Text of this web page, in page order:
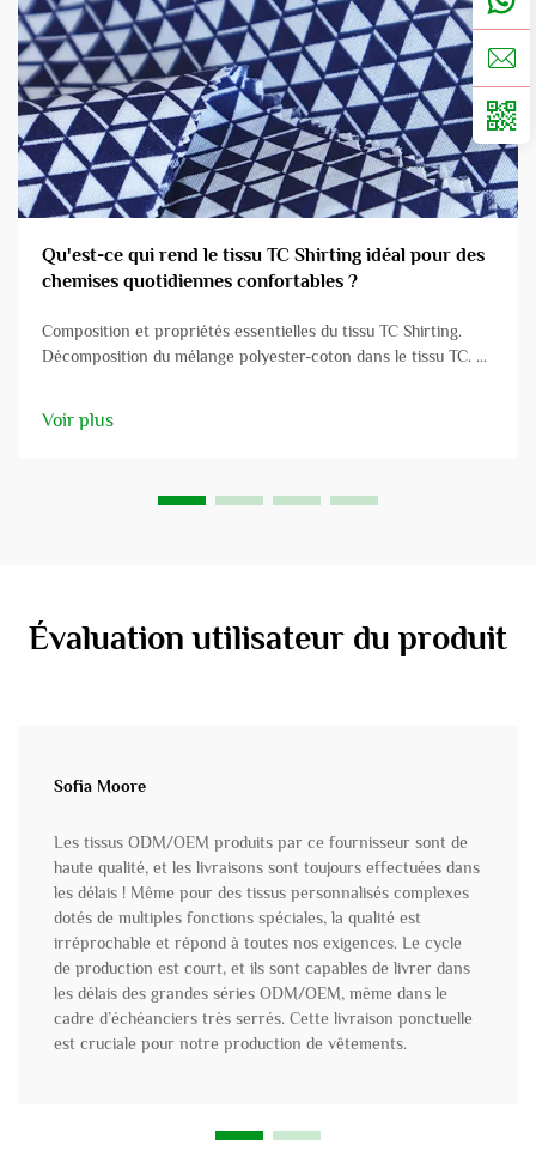
Qu'est-ce qui rend le tissu TC Shirting idéal pour des
chemises quotidiennes confortables ?
Composition et propriétés essentielles du tissu TC Shirting.
Décomposition du mélange polyester-coton dans le tissu TC. Le
mondes. Le plus souvent, il contient environ 65 % de polyester
Voir plus
Évaluation utilisateur du produit
Sofia Moore
Les tissus ODM/OEM produits par ce fournisseur sont de
haute qualité, et les livraisons sont toujours effectuées dans
les délais ! Même pour des tissus personnalisés complexes
dotés de multiples fonctions spéciales, la qualité est
irréprochable et répond à toutes nos exigences. Le cycle
de production est court, et ils sont capables de livrer dans
les délais des grandes séries ODM/OEM, même dans le
cadre d’échéanciers très serrés. Cette livraison ponctuelle
est cruciale pour notre production de vêtements.